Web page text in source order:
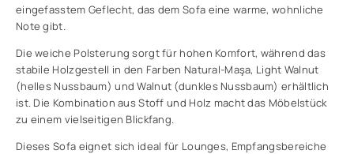
eingefasstem Geflecht, das dem Sofa eine warme, wohnliche
Note gibt.
Die weiche Polsterung sorgt für hohen Komfort, während das
stabile Holzgestell in den Farben Natural-Maşa, Light Walnut
(helles Nussbaum) und Walnut (dunkles Nussbaum) erhältlich
ist. Die Kombination aus Stoff und Holz macht das Möbelstück
zu einem vielseitigen Blickfang.
Dieses Sofa eignet sich ideal für Lounges, Empfangsbereiche